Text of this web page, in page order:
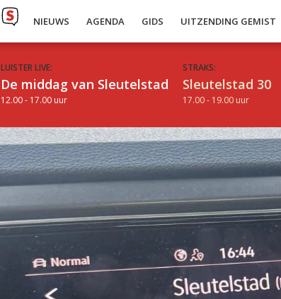
NIEUWS AGENDA GIDS UITZENDING GEMIST
LUISTER LIVE:
De middag van Sleutelstad
12.00 - 17.00 uur
STRAKS:
Sleutelstad 30
17.00 - 19.00 uur